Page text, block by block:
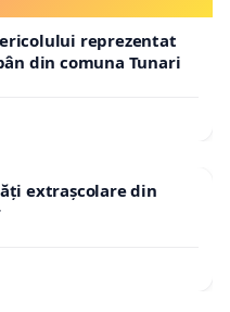
reprezentat
din comuna Tunari
extrașcolare din